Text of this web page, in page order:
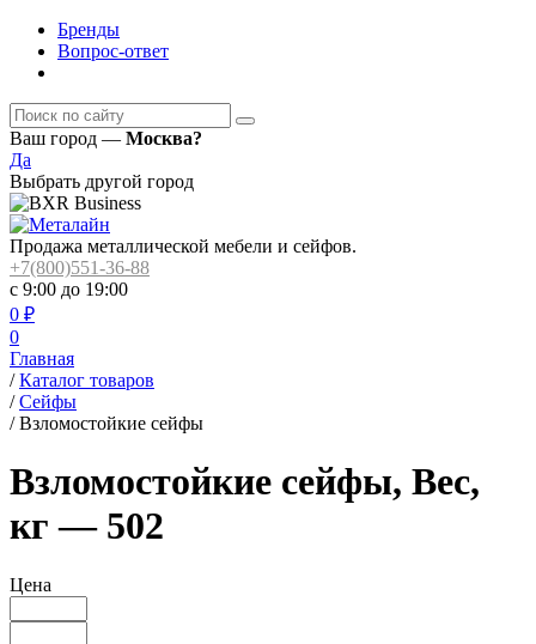
Бренды
Вопрос-ответ
Ваш город — Москва?
Да
Выбрать другой город
Продажа металлической мебели и сейфов.
+7(800)551-36-88
с 9:00 до 19:00
0 ₽
0
Главная
/ Каталог товаров
/ Сейфы
/ Взломостойкие сейфы
Взломостойкие сейфы, Вес,
кг — 502
Цена